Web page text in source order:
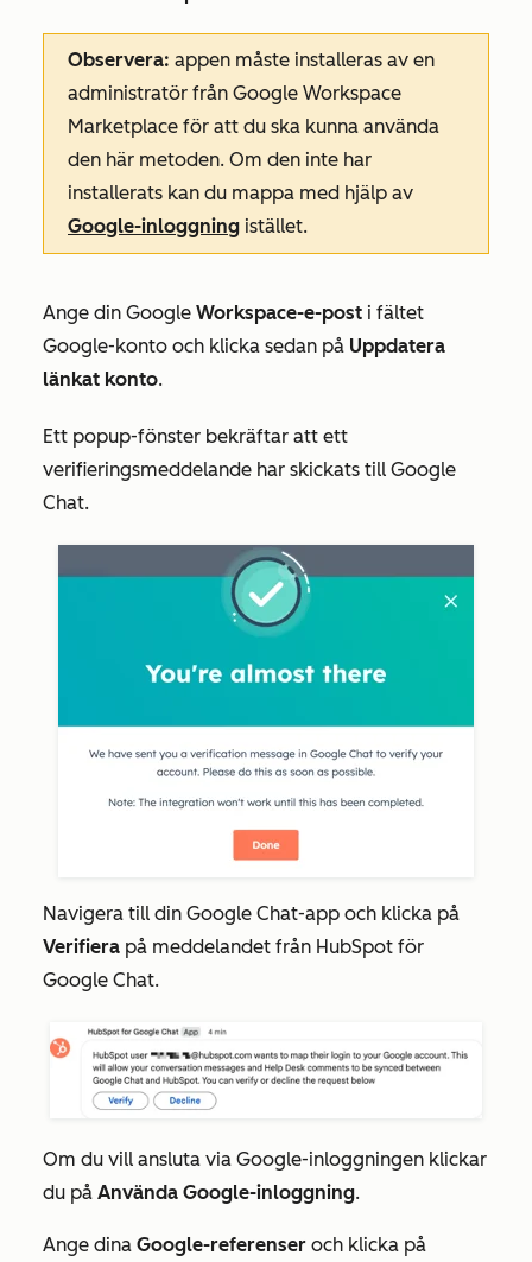
Observera: appen måste installeras av en
administratör från Google Workspace
Marketplace för att du ska kunna använda
den här metoden. Om den inte har
installerats kan du mappa med hjälp av
Google-inloggning istället.
Ange din Google Workspace-e-post i fältet
Google-konto och klicka sedan på Uppdatera
länkat konto.
Ett popup-fönster bekräftar att ett
verifieringsmeddelande har skickats till Google
Chat.
Navigera till din Google Chat-app och klicka på
Verifiera på meddelandet från HubSpot för
Google Chat.
Om du vill ansluta via Google-inloggningen klickar
du på Använda Google-inloggning.
Ange dina Google-referenser och klicka på